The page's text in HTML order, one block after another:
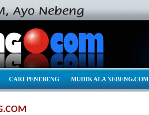
CARI PENEBENG MUDIK ALA NEBENG.COM